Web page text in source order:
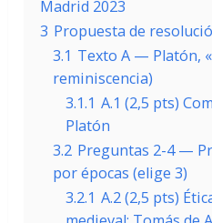
Madrid 2023
3 Propuesta de
3.1 Texto A — Platón,
reminiscencia)
3.1.1 A.1 (2,5 pts)
Platón
3.2 Preguntas 2-4 —
por épocas (elige 3)
3.2.1 A.2 (2,5 pts)